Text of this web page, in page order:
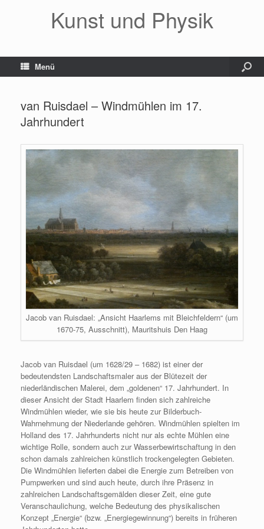
Kunst und Physik
Menü
van Ruisdael – Windmühlen im 17.
Jahrhundert
Jacob van Ruisdael: „Ansicht Haarlems mit Bleichfeldern“ (um
1670-75, Ausschnitt), Mauritshuis Den Haag
Jacob van Ruisdael (um 1628/29 – 1682) ist einer der
bedeutendsten Landschaftsmaler aus der Blütezeit der
niederländischen Malerei, dem „goldenen“ 17. Jahrhundert. In
dieser Ansicht der Stadt Haarlem finden sich zahlreiche
Windmühlen wieder, wie sie bis heute zur Bilderbuch-
Wahrnehmung der Niederlande gehören. Windmühlen spielten im
Holland des 17. Jahrhunderts nicht nur als echte Mühlen eine
wichtige Rolle, sondern auch zur Wasserbewirtschaftung in den
schon damals zahlreichen künstlich trockengelegten Gebieten.
Die Windmühlen lieferten dabei die Energie zum Betreiben von
Pumpwerken und sind auch heute, durch ihre Präsenz in
zahlreichen Landschaftsgemälden dieser Zeit, eine gute
Veranschaulichung, welche Bedeutung des physikalischen
Konzept „Energie“ (bzw. „Energiegewinnung“) bereits in früheren